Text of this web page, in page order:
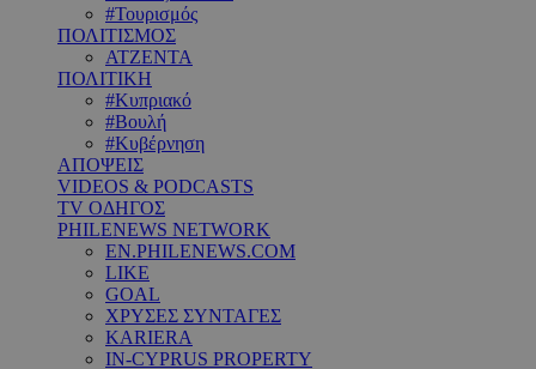
#Τουρισμός
ΠΟΛΙΤΙΣΜΟΣ
ΑΤΖΕΝΤΑ
ΠΟΛΙΤΙΚΗ
#Κυπριακό
#Βουλή
#Κυβέρνηση
ΑΠΟΨΕΙΣ
VIDEOS & PODCASTS
TV ΟΔΗΓΟΣ
PHILENEWS NETWORK
EN.PHILENEWS.COM
LIKE
GOAL
ΧΡΥΣΕΣ ΣΥΝΤΑΓΕΣ
KARIERA
IN-CYPRUS PROPERTY